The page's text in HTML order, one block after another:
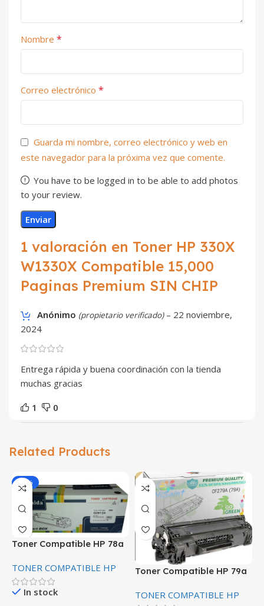
1 valoración en Toner HP 330X
W1330X Compatible 15,000
Paginas Premium SIN CHIP
Anónimo (propietario verificado) – 22 noviembre,
2024
Entrega rápida y buena coordinación con la tienda
muchas gracias
1 0
Nombre *
Correo electrónico *
Guarda mi nombre, correo electrónico y web en
este navegador para la próxima vez que comente.
You have to be logged in to be able to add photos
to your review.
Related Products
-32%
Toner Compatible HP 78a
TONER COMPATIBLE HP
In stock
Toner Compatible HP 79a
TONER COMPATIBLE HP